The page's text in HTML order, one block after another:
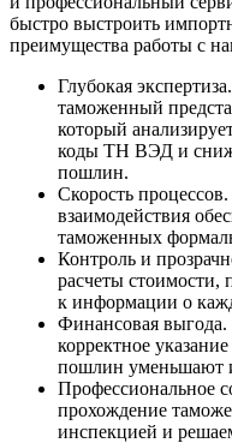
быстро выстроить
преимущества работы с
Глубокая экспертиза.
таможенный
который
коды ТН ВЭД и
пошлин.
Скорость процессов.
взаимодействия
таможенных
Контроль и
расчеты стоимости,
к информации о
Финансовая выгода.
корректное
пошлин уменьшают
Профессиональное
прохождение
инспекцией и